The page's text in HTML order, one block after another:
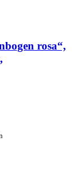
rosa“,